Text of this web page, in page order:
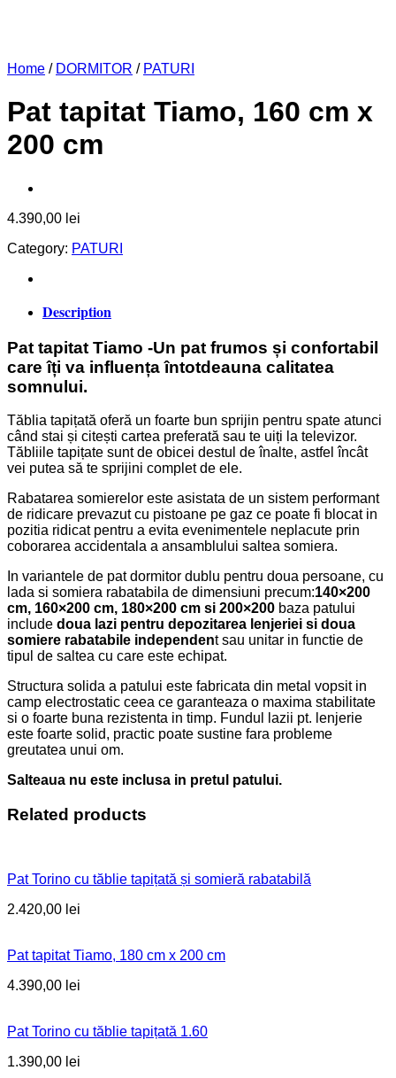
Home / DORMITOR / PATURI
Pat tapitat Tiamo, 160 cm x
200 cm
4.390,00 lei
Category: PATURI
Description
Pat tapitat Tiamo -Un pat frumos și confortabil
care îți va influența întotdeauna calitatea
somnului.
Tăblia tapițată oferă un foarte bun sprijin pentru spate atunci
când stai și citești cartea preferată sau te uiți la televizor.
Tăbliile tapițate sunt de obicei destul de înalte, astfel încât
vei putea să te sprijini complet de ele.
Rabatarea somierelor este asistata de un sistem performant
de ridicare prevazut cu pistoane pe gaz ce poate fi blocat in
pozitia ridicat pentru a evita evenimentele neplacute prin
coborarea accidentala a ansamblului saltea somiera.
In variantele de pat dormitor dublu pentru doua persoane, cu
lada si somiera rabatabila de dimensiuni precum:140×200
cm, 160×200 cm, 180×200 cm si 200×200 baza patului
include doua lazi pentru depozitarea lenjeriei si doua
somiere rabatabile independent sau unitar in functie de
tipul de saltea cu care este echipat.
Structura solida a patului este fabricata din metal vopsit in
camp electrostatic ceea ce garanteaza o maxima stabilitate
si o foarte buna rezistenta in timp. Fundul lazii pt. lenjerie
este foarte solid, practic poate sustine fara probleme
greutatea unui om.
Salteaua nu este inclusa in pretul patului.
Related products
Pat Torino cu tăblie tapițată și somieră rabatabilă
2.420,00 lei
Pat tapitat Tiamo, 180 cm x 200 cm
4.390,00 lei
Pat Torino cu tăblie tapițată 1.60
1.390,00 lei